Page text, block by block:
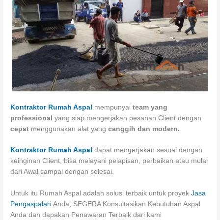
Kontraktor Rumah Aspal mempunyaiteam yang
professional yang siap mengerjakan pesanan Client dengan
cepat menggunakan alat yangcanggih dan modern.
Kontraktor Rumah Aspal dapat mengerjakan sesuai dengan
keinginan Client, bisa melayani pelapisan, perbaikan atau mulai
dari Awal sampai dengan selesai.
Untuk itu Rumah Aspal adalah solusi terbaik untuk proyekJasa
Pengaspalan Anda, SEGERA Konsultasikan Kebutuhan Aspal
Anda dan dapakan Penawaran Terbaik dari kami